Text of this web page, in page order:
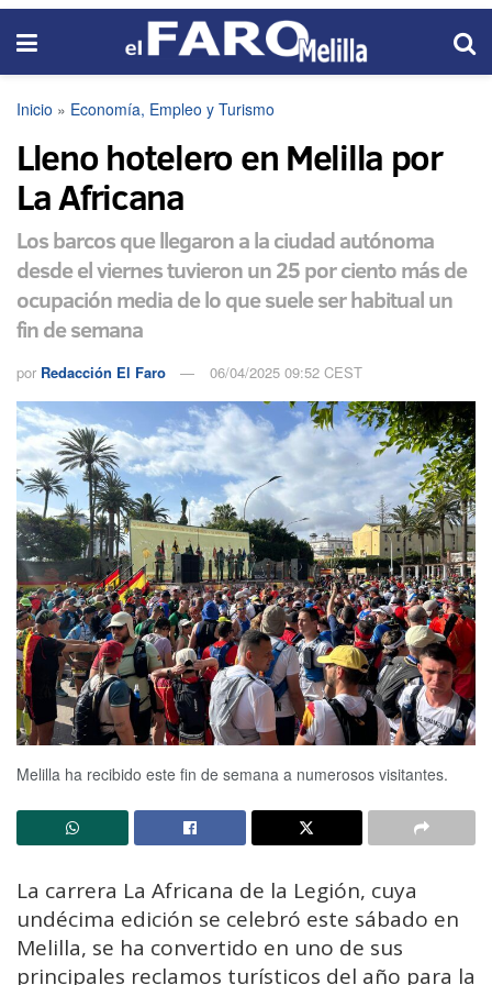
Inicio » Economía, Empleo y Turismo
Lleno hotelero en Melilla por
La Africana
Los barcos que llegaron a la ciudad autónoma
desde el viernes tuvieron un 25 por ciento más de
ocupación media de lo que suele ser habitual un
fin de semana
por Redacción El Faro 06/04/2025 09:52 CEST
Melilla ha recibido este fin de semana a numerosos visitantes.
La carrera La Africana de la Legión, cuya
undécima edición se celebró este sábado en
Melilla, se ha convertido en uno de sus
principales reclamos turísticos del año para la